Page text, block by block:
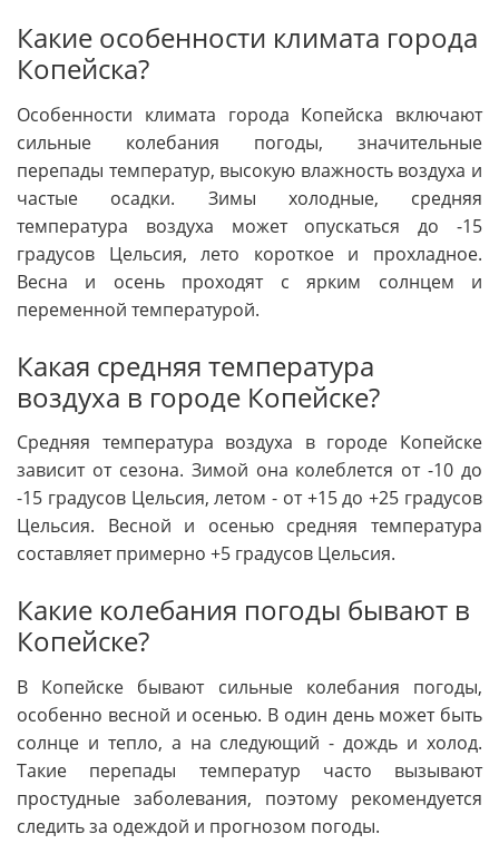
Какие особенности климата города
Копейска?
Особенности климата города Копейска включают
сильные колебания погоды, значительные
перепады температур, высокую влажность воздуха и
частые осадки. Зимы холодные, средняя
температура воздуха может опускаться до -15
градусов Цельсия, лето короткое и прохладное.
Весна и осень проходят с ярким солнцем и
переменной температурой.
Какая средняя температура
воздуха в городе Копейске?
Средняя температура воздуха в городе Копейске
зависит от сезона. Зимой она колеблется от -10 до
-15 градусов Цельсия, летом - от +15 до +25 градусов
Цельсия. Весной и осенью средняя температура
составляет примерно +5 градусов Цельсия.
Какие колебания погоды бывают в
Копейске?
В Копейске бывают сильные колебания погоды,
особенно весной и осенью. В один день может быть
солнце и тепло, а на следующий - дождь и холод.
Такие перепады температур часто вызывают
простудные заболевания, поэтому рекомендуется
следить за одеждой и прогнозом погоды.